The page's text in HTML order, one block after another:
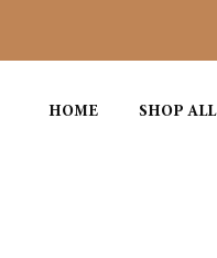
HOME SHOP ALL